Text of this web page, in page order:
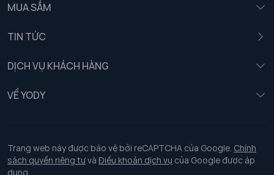
MUA SẮM
TIN TỨC
DỊCH VỤ KHÁCH HÀNG
Chính sách khách hàng thân thiết
Chính sách bảo vệ dữ liệu cá nhân
Chính sách thanh toán, giao nhận
VỀ YODY
Tuyển dụng
Trang web này được bảo vệ bởi reCAPTCHA của Google. Chính
sách quyền riêng tưvà Điều khoản dịch vụ của Google được áp
dụng.